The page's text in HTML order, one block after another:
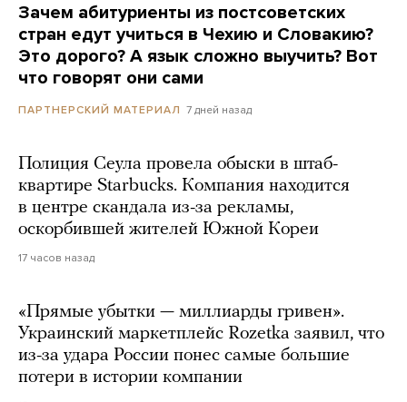
Зачем абитуриенты из постсоветских
стран едут учиться в Чехию и Словакию?
Это дорого? А язык сложно выучить? Вот
что говорят они сами
ПАРТНЕРСКИЙ МАТЕРИАЛ 7 дней назад
Полиция Сеула провела обыски в штаб-
квартире Starbucks. Компания находится
в центре скандала из-за рекламы,
оскорбившей жителей Южной Кореи
17 часов назад
«Прямые убытки — миллиарды гривен».
Украинский маркетплейс Rozetka заявил, что
из-за удара России понес самые большие
потери в истории компании